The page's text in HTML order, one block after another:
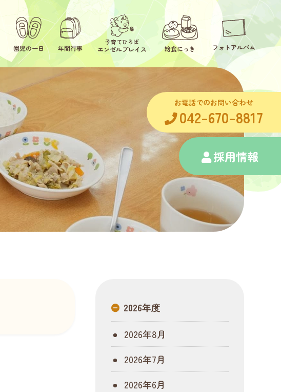
園児の一日 年間行事
子育てひろば
エンゼルプレイス 給食にっき フォトアルバム
お電話でのお問い合わせ
042-670-8817
採用情報
2026年度
2026年8月
2026年7月
2026年6月